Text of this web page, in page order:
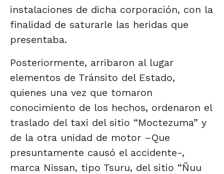
instalaciones de dicha corporación, con la
finalidad de saturarle las heridas que
presentaba.
Posteriormente, arribaron al lugar
elementos de Tránsito del Estado,
quienes una vez que tomaron
conocimiento de los hechos, ordenaron el
traslado del taxi del sitio “Moctezuma” y
de la otra unidad de motor –Que
presuntamente causó el accidente-,
marca Nissan, tipo Tsuru, del sitio “Ñuu